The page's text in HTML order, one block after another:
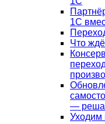
1С
Что
—
Уходим